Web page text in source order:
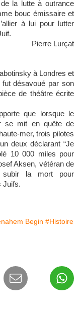
la lutte à outrance
bouc émissaire et
à lui pour lutter
Pierre Lurçat
à Londres et
désavoué par son
de théâtre écrite
que lorsque le
se mit en quête de
mer, trois pilotes
deux déclarant “Je
10 000 miles pour
Aksen, vétéran de
subir la mort pour
Juifs.
Begin #Histoire